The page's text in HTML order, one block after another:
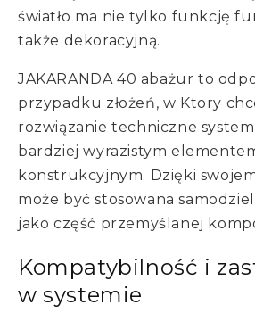
światło ma nie tylko funkcję
także dekoracyjną.
JAKARANDA 40 abażur to
przypadku złożeń, w Ktory
rozwiązanie techniczne
bardziej wyrazistym
konstrukcyjnym. Dzięki
może być stosowana
jako część przemyślanej
Kompatybilność i
w systemie